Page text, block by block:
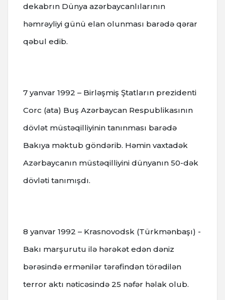
dekabrın Dünya azərbaycanlılarının
həmrəyliyi günü elan olunması barədə qərar
qəbul edib.
7 yanvar 1992 – Birləşmiş Ştatların prezidenti
Corc (ata) Buş Azərbaycan Respublikasının
dövlət müstəqilliyinin tanınması barədə
Bakıya məktub göndərib. Həmin vaxtadək
Azərbaycanın müstəqilliyini dünyanın 50-dək
dövləti tanımışdı.
8 yanvar 1992 – Krasnovodsk (Türkmənbaşı) -
Bakı marşurutu ilə hərəkət edən dəniz
bərəsində ermənilər tərəfindən törədilən
terror aktı nəticəsində 25 nəfər həlak olub.